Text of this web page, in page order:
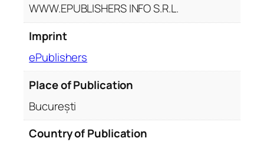
WWW.EPUBLISHERS INFO S.R.L.
Imprint
ePublishers
Place of Publication
București
Country of Publication